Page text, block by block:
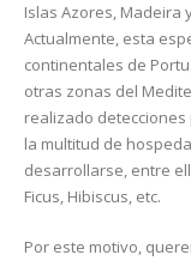
Islas Azores, Madeira
Actualmente, esta
continentales de
otras zonas del
realizado
la multitud de
desarrollarse, entre
Ficus, Hibiscus, etc.
Por este motivo,